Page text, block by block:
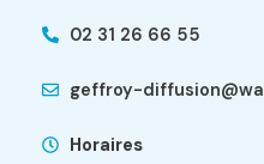
02 31 26 66 55
geffroy-
Horaires